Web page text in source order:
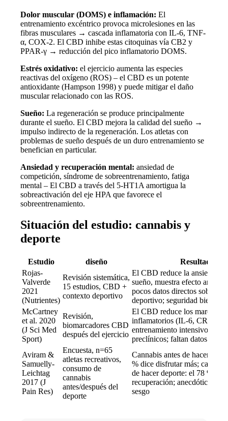
Dolor muscular (DOMS) e inflamación: El
entrenamiento excéntrico provoca microlesiones en las
fibras musculares → cascada inflamatoria con IL-6, TNF-
α, COX-2. El CBD inhibe estas citoquinas vía CB2 y
PPAR-γ → reducción del pico inflamatorio DOMS.
Estrés oxidativo: el ejercicio aumenta las especies
reactivas del oxígeno (ROS) – el CBD es un potente
antioxidante (Hampson 1998) y puede mitigar el daño
muscular relacionado con las ROS.
Sueño: La regeneración se produce principalmente
durante el sueño. El CBD mejora la calidad del sueño →
impulso indirecto de la regeneración. Los atletas con
problemas de sueño después de un duro entrenamiento se
benefician en particular.
Ansiedad y recuperación mental: ansiedad de
competición, síndrome de sobreentrenamiento, fatiga
mental – El CBD a través del 5-HT1A amortigua la
sobreactivación del eje HPA que favorece el
sobreentrenamiento.
Situación del estudio: cannabis y
deporte
Estudio diseño
Resultado
Rojas-
Valverde
2021
(Nutrientes)
Revisión sistemática,
15 estudios, CBD +
contexto deportivo
El CBD reduce la ansiedad,
sueño, muestra efecto
pocos datos directos sobre
deportivo; seguridad bien
McCartney
et al. 2020
(J Sci Med
Sport)
Revisión,
biomarcadores CBD
después del ejercicio
El CBD reduce los
inflamatorios (IL-6, CRP)
entrenamiento intensivo en
preclínicos; faltan datos en
Aviram &
Samuelly-
Leichtag
2017 (J
Pain Res)
Encuesta, n=65
atletas recreativos,
consumo de
cannabis
antes/después del
deporte
Cannabis antes de hacer
% dice disfrutar más;
de hacer deporte: el 78 %
recuperación; anecdótico,
sesgo